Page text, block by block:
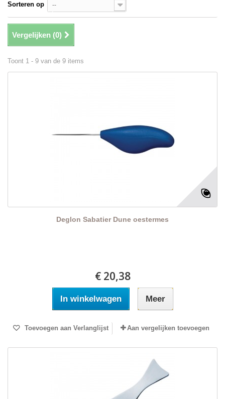
Sorteren op --
Vergelijken (0)
Toont 1 - 9 van de 9 items
Deglon Sabatier Dune oestermes
€ 20,38
In winkelwagen Meer
Toevoegen aan Verlanglijst Aan vergelijken toevoegen